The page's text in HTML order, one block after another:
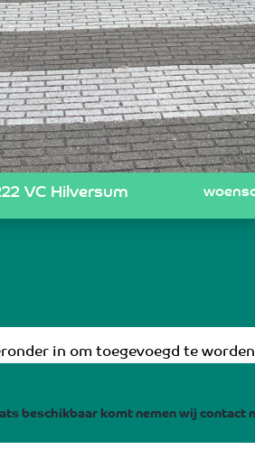
VC Hilversum
in om toegevoegd te
beschikbaar komt nemen wij contact